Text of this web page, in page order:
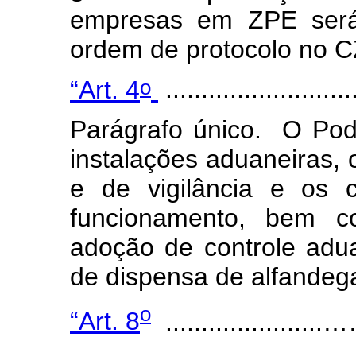
empresas em ZPE
ordem de protocolo no
“Art. 4o
Parágrafo único. O
instalações aduaneiras,
e de vigilância e os
funcionamento, bem
adoção de controle
de dispensa de
“Art. 8o